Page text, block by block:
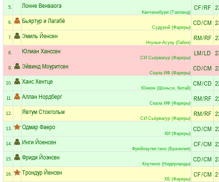
5. Лонне Венваога
Канчанабури (Таиланд)
CF/RF
6. Бьяртур и Лагабё
Судурой (Фареры)
CD/CM
7. Эмиль Йенсен
Нгунье-Асуку (Габон)
RM/RF
8. Юлиан Ханссен
СИ Сьёрвагур (Фареры)
LM/LD
9. Эйвинд Моуритсен
Скала ИФ (Фареры)
CD/CM
10. Ханс Хентце
Юнион (Шэньси, Китай)
CM/CD
11. Аллан Нордберг
Скала ИФ (Фареры)
RM/RF
12. Явтум Стокгольм
СИ Сьёрвагур (Фареры)
RM/RF
13. Одмар Фаеро
КИ (Фареры)
CD/CM
14. Инги Йоенсен
Фрейпаулистано (Бразилия)
CF/CM
15. Фриди Йоэнсен
Клутинге (Нидерланды)
CD/CM
16. Трондур Йенсен
ХБ (Фареры)
CF/CM